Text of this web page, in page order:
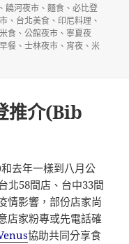
、饒河夜市 、麵食 、必比登
、 台北美食 、 印尼料理 、
食 、公館夜市 、 寧夏夜
早餐 、士林夜市 、 宵夜 、米
南高雄必比登推介(Bib
推介(Bib
和去年一樣到八月公
北58間店、台中33間
情影響，部份店家尚
店家粉專或先電話確
協助共同分享食